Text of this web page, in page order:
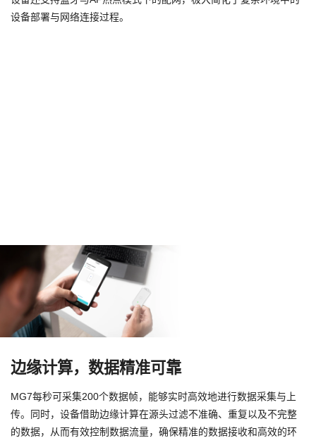
设备部署与网络连接过程。
边缘计算，数据精准可靠
MG7每秒可采集200个数据帧，能够实时高效地进行数据采集与上
传。同时，设备借助边缘计算在源头过滤不准确、重复以及不完整
的数据，从而有效控制数据流量，确保精准的数据接收和高效的环